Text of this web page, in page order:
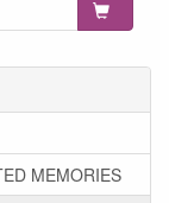
MEMORIES